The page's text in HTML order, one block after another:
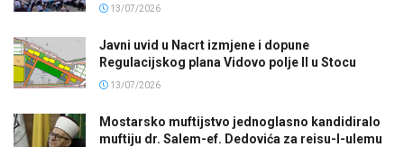
13/07/2026
Javni uvid u Nacrt izmjene i dopune
Regulacijskog plana Vidovo polje II u Stocu
13/07/2026
Mostarsko muftijstvo jednoglasno kandidiralo
muftiju dr. Salem-ef. Dedovića za reisu-l-ulemu